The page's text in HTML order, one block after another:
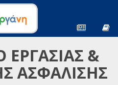
ΕΡΓΑΣΙΑΣ &
ΑΣΦΑΛΙΣΗΣ